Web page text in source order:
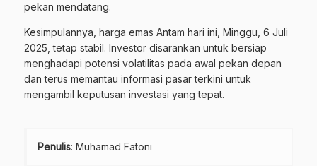
pekan mendatang.
Kesimpulannya, harga emas Antam hari ini, Minggu, 6 Juli
2025, tetap stabil. Investor disarankan untuk bersiap
menghadapi potensi volatilitas pada awal pekan depan
dan terus memantau informasi pasar terkini untuk
mengambil keputusan investasi yang tepat.
Penulis: Muhamad Fatoni